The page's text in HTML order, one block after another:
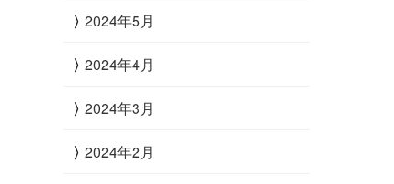
2024年5月
2024年4月
2024年3月
2024年2月